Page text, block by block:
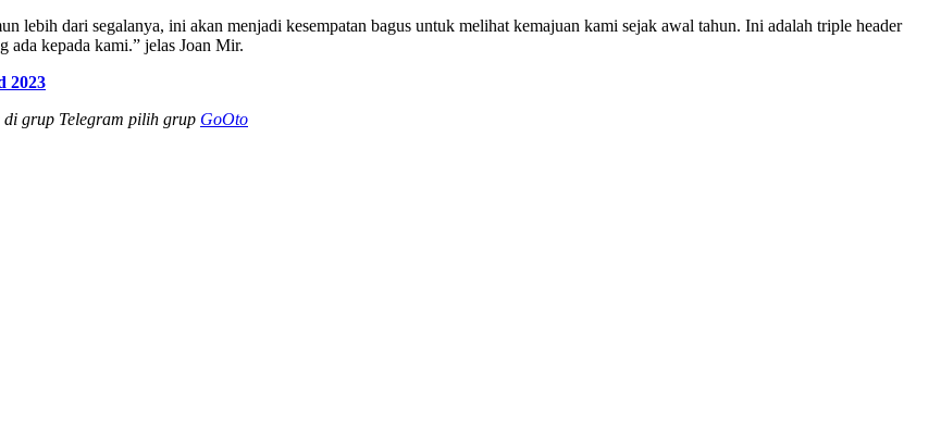
lebih dari segalanya, ini akan menjadi kesempatan bagus untuk melihat kemajuan kami sejak awal tahun. Ini adalah triple header
ada kepada kami.” jelas Joan Mir.
2023
di grup Telegram pilih grup GoOto